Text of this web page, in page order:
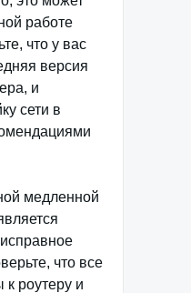
работе
что у вас
версия
и
сети в
медленной
что все
к роутеру и